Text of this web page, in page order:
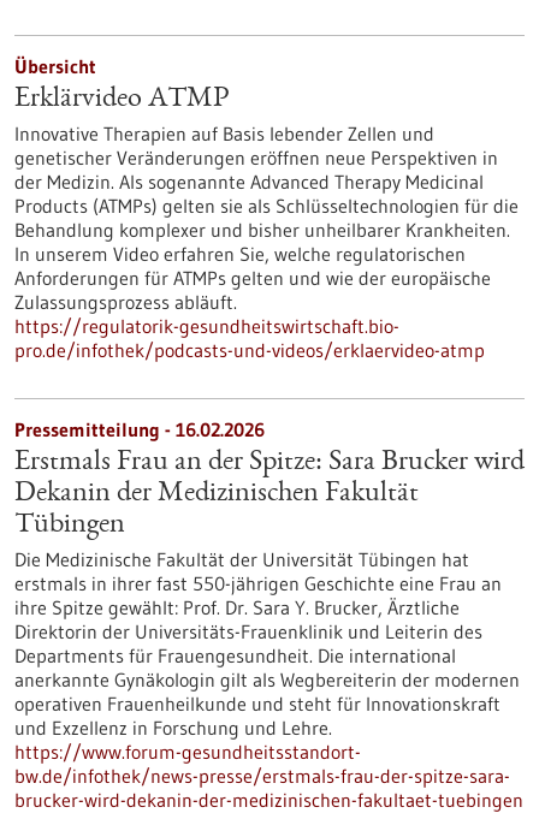
Übersicht
Erklärvideo ATMP
Innovative Therapien auf Basis lebender Zellen und
genetischer Veränderungen eröffnen neue Perspektiven in
der Medizin. Als sogenannte Advanced Therapy Medicinal
Products (ATMPs) gelten sie als Schlüsseltechnologien für die
Behandlung komplexer und bisher unheilbarer Krankheiten.
In unserem Video erfahren Sie, welche regulatorischen
Anforderungen für ATMPs gelten und wie der europäische
Zulassungsprozess abläuft.
https://regulatorik-gesundheitswirtschaft.bio-
pro.de/infothek/podcasts-und-videos/erklaervideo-atmp
Pressemitteilung - 16.02.2026
Erstmals Frau an der Spitze: Sara Brucker wird
Dekanin der Medizinischen Fakultät
Tübingen
Die Medizinische Fakultät der Universität Tübingen hat
erstmals in ihrer fast 550-jährigen Geschichte eine Frau an
ihre Spitze gewählt: Prof. Dr. Sara Y. Brucker, Ärztliche
Direktorin der Universitäts-Frauenklinik und Leiterin des
Departments für Frauengesundheit. Die international
anerkannte Gynäkologin gilt als Wegbereiterin der modernen
operativen Frauenheilkunde und steht für Innovationskraft
und Exzellenz in Forschung und Lehre.
https://www.forum-gesundheitsstandort-
bw.de/infothek/news-presse/erstmals-frau-der-spitze-sara-
brucker-wird-dekanin-der-medizinischen-fakultaet-tuebingen